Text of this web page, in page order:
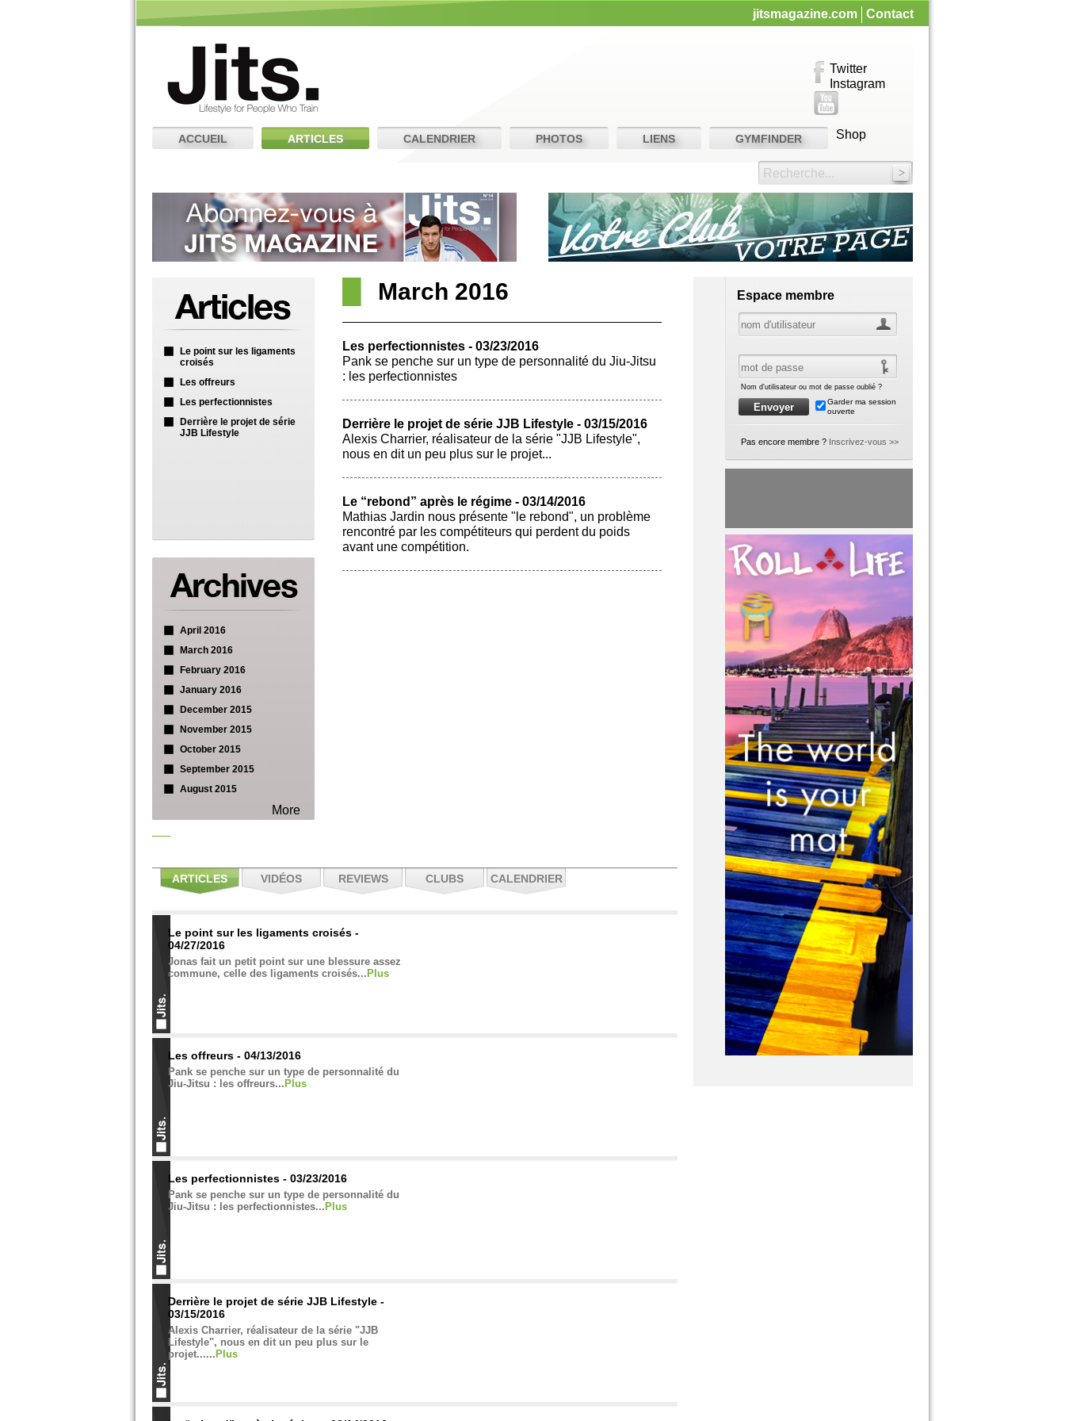
jitsmagazine.com Contact
Twitter
Instagram
ACCUEIL ARTICLES CALENDRIER PHOTOS LIENS GYMFINDER Shop
Recherche...
Le point sur les ligaments
croisés
Les offreurs
Les perfectionnistes
Derrière le projet de série
JJB Lifestyle
April 2016
March 2016
February 2016
January 2016
December 2015
November 2015
October 2015
September 2015
August 2015
More
March 2016
Les perfectionnistes - 03/23/2016
Pank se penche sur un type de personnalité du Jiu-Jitsu
: les perfectionnistes
Derrière le projet de série JJB Lifestyle - 03/15/2016
Alexis Charrier, réalisateur de la série "JJB Lifestyle",
nous en dit un peu plus sur le projet...
Le “rebond” après le régime - 03/14/2016
Mathias Jardin nous présente "le rebond", un problème
rencontré par les compétiteurs qui perdent du poids
avant une compétition.
ARTICLES VIDÉOS REVIEWS CLUBS CALENDRIER
Le point sur les ligaments croisés -
04/27/2016
Jonas fait un petit point sur une blessure assez
commune, celle des ligaments croisés... Plus
Les offreurs - 04/13/2016
Pank se penche sur un type de personnalité du
Jiu-Jitsu : les offreurs... Plus
Les perfectionnistes - 03/23/2016
Pank se penche sur un type de personnalité du
Jiu-Jitsu : les perfectionnistes... Plus
Derrière le projet de série JJB Lifestyle -
03/15/2016
Alexis Charrier, réalisateur de la série "JJB
Lifestyle", nous en dit un peu plus sur le
projet...... Plus
Espace membre
Nom d'utilisateur ou mot de passe oublié ?
Garder ma session
ouverte
Pas encore membre ? Inscrivez-vous >>